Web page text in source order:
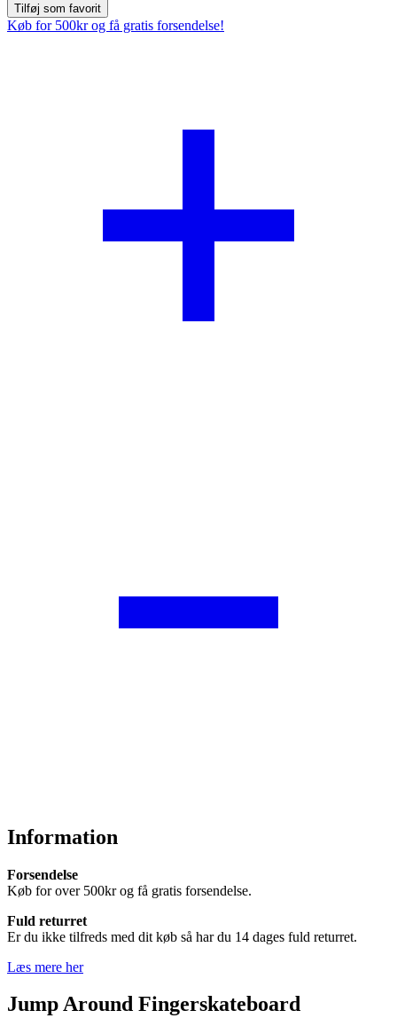
Tilføj som favorit
Køb for 500kr og få gratis forsendelse!
Information
Forsendelse
Køb for over 500kr og få gratis forsendelse.
Fuld returret
Er du ikke tilfreds med dit køb så har du 14 dages fuld returret.
Læs mere her
Jump Around Fingerskateboard